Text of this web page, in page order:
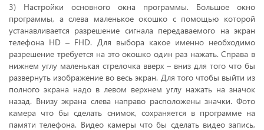
3) Настройки основного окна программы. Большое окно
программы, а слева маленькое окошко с помощью которой
устанавливается разрешение сигнала передаваемого на экран
телефона HD – FHD. Для выбора какое именно необходимо
разрешение требуется на это окошко один раз нажать. Справа в
нижнем углу маленькая стрелочка вверх – вниз для того что бы
развернуть изображение во весь экран. Для того чтобы выйти из
полного экрана надо в левом верхнем углу нажать на значок
назад. Внизу экрана слева направо расположены значки. Фото
камера что бы сделать снимок, сохраняется в программе на
памяти телефона. Видео камеры что бы сделать видео запись,